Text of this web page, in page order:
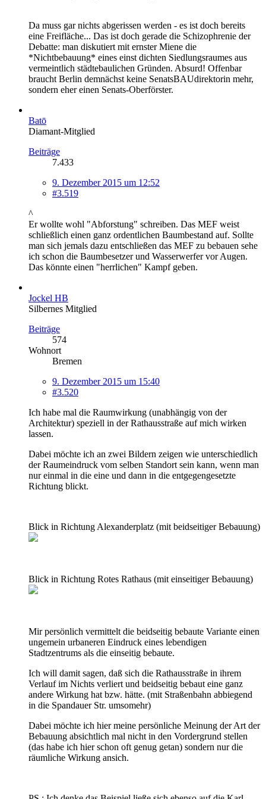
Da muss gar nichts abgerissen werden - es ist doch bereits
eine Freifläche... Das ist doch gerade die Schizophrenie der
Debatte: man diskutiert mit ernster Miene die
*Nichtbebauung* eines einst dichten Siedlungsraumes aus
vermeintlich städtebaulichen Gründen. Absurd! Offenbar
braucht Berlin demnächst keine SenatsBAUdirektorin mehr,
sondern eher einen Senats-Oberförster.
Batō
Diamant-Mitglied
Beiträge
7.433
9. Dezember 2015 um 12:52
#3.519
^
Er wollte wohl "Abforstung" schreiben. Das MEF weist
schließlich einen ganz ordentlichen Baumbestand auf. Sollte
man sich jemals dazu entschließen das MEF zu bebauen sehe
ich schon die Baumbesetzer und Wasserwerfer vor Augen.
Das könnte einen "herrlichen" Kampf geben.
Jockel HB
Silbernes Mitglied
Beiträge
574
Wohnort
Bremen
9. Dezember 2015 um 15:40
#3.520
Ich habe mal die Raumwirkung (unabhängig von der
Architektur) speziell in der Rathausstraße auf mich wirken
lassen.
Dabei möchte ich an zwei Bildern zeigen wie unterschiedlich
der Raumeindruck vom selben Standort sein kann, wenn man
nur einmal in die eine und dann in die entgegengesetzte
Richtung blickt.
Blick in Richtung Alexanderplatz (mit beidseitiger Bebauung)
Blick in Richtung Rotes Rathaus (mit einseitiger Bebauung)
Mir persönlich vermittelt die beidseitig bebaute Variante einen
ungemein urbaneren Eindruck eines lebendigen
Stadtzentrums als die einseitig bebaute.
Ich will damit sagen, daß sich die Rathausstraße in ihrem
Verlauf im Nichts verliert und beidseitig bebaut eine ganz
andere Wirkung hat bzw. hätte. (mit Straßenbahn abbiegend
in die Spandauer Str. umsomehr)
Dabei möchte ich hier meine persönliche Meinung der Art der
Bebauung absichtlich mal nicht in den Vordergrund stellen
(das habe ich hier schon oft genug getan) sondern nur die
räumliche Wirkung ansich.